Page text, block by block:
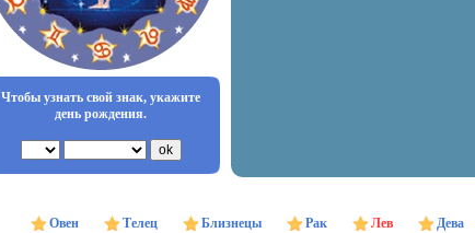
Чтобы узнать свой знак, укажите
день рождения.
Овен Телец Близнецы Рак Лев Дева